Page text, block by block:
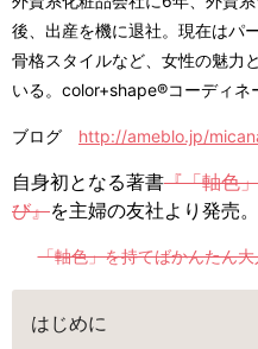
後、出産を機に退社。現在はパ
骨格スタイルなど、女性の魅力
いる。color+shape®コーディネ
ブログ http://ameblo.jp/
自身初となる著書『「軸色
び』を主婦の友社より発売。
「軸色」を持てばかんたん
はじめに